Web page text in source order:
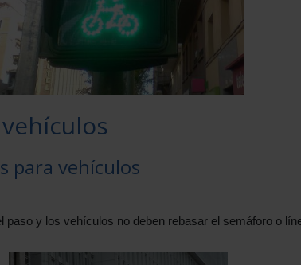
para vehículos
paso y los vehículos no deben rebasar el semáforo o